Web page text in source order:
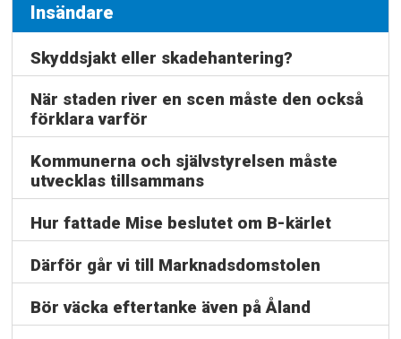
Insändare
Skyddsjakt eller skadehantering?
När staden river en scen måste den också
förklara varför
Kommunerna och självstyrelsen måste
utvecklas tillsammans
Hur fattade Mise beslutet om B-kärlet
Därför går vi till Marknadsdomstolen
Bör väcka eftertanke även på Åland